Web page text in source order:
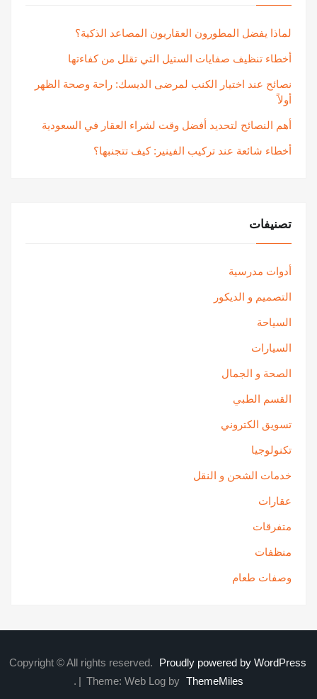
لماذا يفضل المطورون العقاريون المصاعد الذكية؟
أخطاء تنظيف صفايات الستيل التي تقلل من كفاءتها
نصائح عند اختيار الكنب لمرضى الديسك: راحة وصحة الظهر
أولاً
أهم النصائح لتحديد أفضل وقت لشراء العقار في السعودية
أخطاء شائعة عند تركيب الفينير: كيف تتجنبها؟
تصنيفات
أدوات مدرسية
التصميم و الديكور
السياحة
السيارات
الصحة و الجمال
القسم الطبي
تسويق الكتروني
تكنولوجيا
خدمات الشحن و النقل
عقارات
متفرقات
منظفات
وصفات طعام
Copyright © All rights reserved.
Proudly powered by WordPress
| Theme: Web Log by ThemeMiles
.